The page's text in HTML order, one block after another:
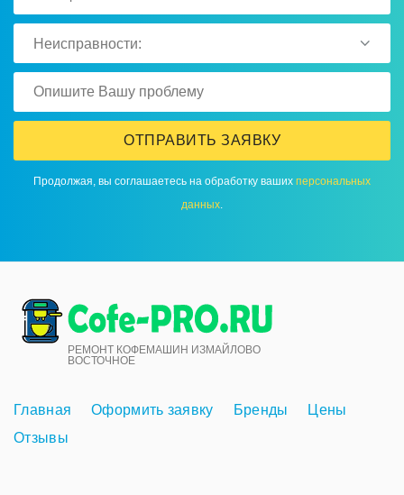
Неисправности:
ОТПРАВИТЬ ЗАЯВКУ
Продолжая, вы соглашаетесь на обработку ваших персональных
данных.
РЕМОНТ КОФЕМАШИН ИЗМАЙЛОВО
ВОСТОЧНОЕ
Главная Оформить заявку Бренды
Цены
Отзывы